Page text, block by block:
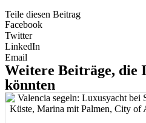
Teile diesen Beitrag
Facebook
Twitter
LinkedIn
Email
Weitere Beiträge, die
könnten